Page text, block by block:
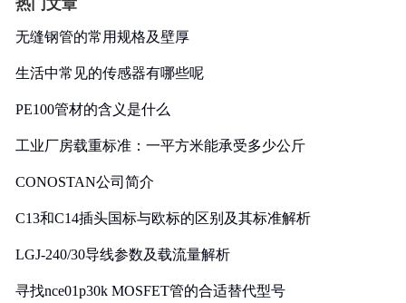
热门文章
无缝钢管的常用规格及壁厚
生活中常见的传感器有哪些呢
PE100管材的含义是什么
工业厂房载重标准：一平方米能承受多少公斤
CONOSTAN公司简介
C13和C14插头国标与欧标的区别及其标准解析
LGJ-240/30导线参数及载流量解析
寻找nce01p30k MOSFET管的合适替代型号